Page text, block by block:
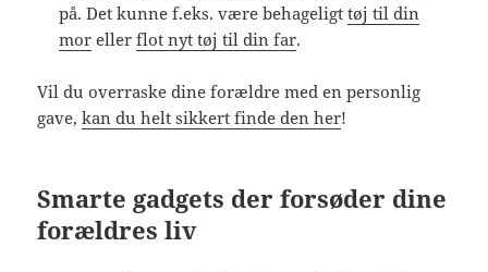
på. Det kunne f.eks. være behageligttøj til din
mor ellerflot nyt tøj til din far.
Vil du overraske dine forældre med en personlig
gave,kan du helt sikkert finde den her!
Smarte gadgets der forsøder dine
forældres liv